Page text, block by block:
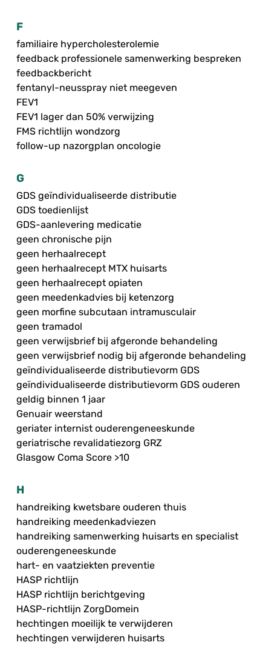
F
familiaire hypercholesterolemie
feedback professionele samenwerking bespreken
feedbackbericht
fentanyl-neusspray niet meegeven
FEV1
FEV1 lager dan 50% verwijzing
FMS richtlijn wondzorg
follow-up nazorgplan oncologie
G
GDS geïndividualiseerde distributie
GDS toedienlijst
GDS-aanlevering medicatie
geen chronische pijn
geen herhaalrecept
geen herhaalrecept MTX huisarts
geen herhaalrecept opiaten
geen meedenkadvies bij ketenzorg
geen morfine subcutaan intramusculair
geen tramadol
geen verwijsbrief bij afgeronde behandeling
geen verwijsbrief nodig bij afgeronde behandeling
geïndividualiseerde distributievorm GDS
geïndividualiseerde distributievorm GDS ouderen
geldig binnen 1 jaar
Genuair weerstand
geriater internist ouderengeneeskunde
geriatrische revalidatiezorg GRZ
Glasgow Coma Score >10
H
handreiking kwetsbare ouderen thuis
handreiking meedenkadviezen
handreiking samenwerking huisarts en specialist
ouderengeneeskunde
hart- en vaatziekten preventie
HASP richtlijn
HASP richtlijn berichtgeving
HASP-richtlijn ZorgDomein
hechtingen moeilijk te verwijderen
hechtingen verwijderen huisarts